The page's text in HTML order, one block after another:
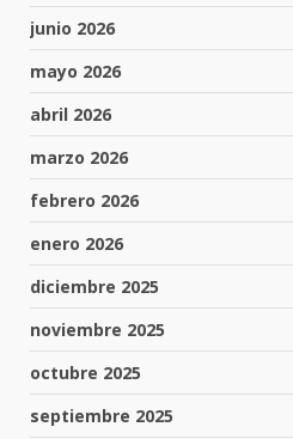
junio 2026
mayo 2026
abril 2026
marzo 2026
febrero 2026
enero 2026
diciembre 2025
noviembre 2025
octubre 2025
septiembre 2025